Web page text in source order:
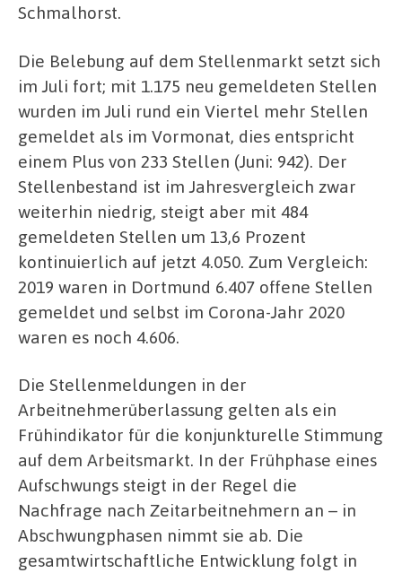
Schmalhorst.
Die Belebung auf dem Stellenmarkt setzt sich
im Juli fort; mit 1.175 neu gemeldeten Stellen
wurden im Juli rund ein Viertel mehr Stellen
gemeldet als im Vormonat, dies entspricht
einem Plus von 233 Stellen (Juni: 942). Der
Stellenbestand ist im Jahresvergleich zwar
weiterhin niedrig, steigt aber mit 484
gemeldeten Stellen um 13,6 Prozent
kontinuierlich auf jetzt 4.050. Zum Vergleich:
2019 waren in Dortmund 6.407 offene Stellen
gemeldet und selbst im Corona-Jahr 2020
waren es noch 4.606.
Die Stellenmeldungen in der
Arbeitnehmerüberlassung gelten als ein
Frühindikator für die konjunkturelle Stimmung
auf dem Arbeitsmarkt. In der Frühphase eines
Aufschwungs steigt in der Regel die
Nachfrage nach Zeitarbeitnehmern an – in
Abschwungphasen nimmt sie ab. Die
gesamtwirtschaftliche Entwicklung folgt in